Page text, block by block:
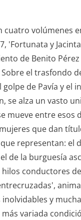
cuatro volúmenes
'Fortunata y
de Benito
Sobre el trasfondo
golpe de Pavía y el
se alza un vasto
mueve entre esos
que dan
representan: el
de la burguesía
hilos conductores
y
variada